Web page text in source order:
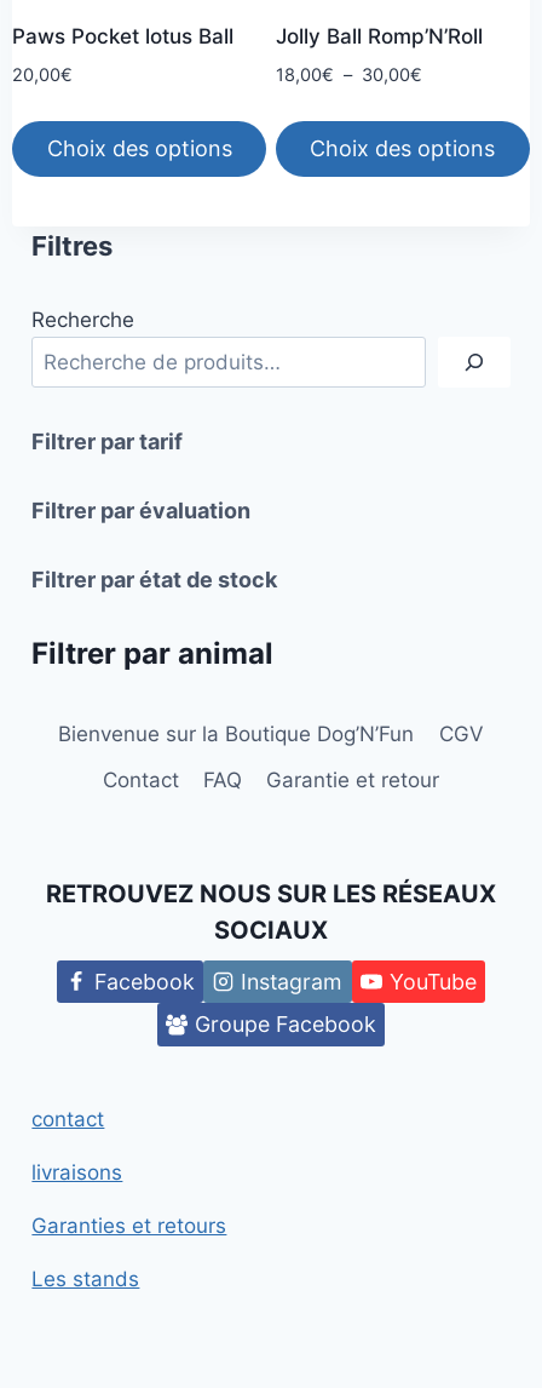
Paws Pocket lotus Ball
20,00€
Choix des options
variations.
Les
options
être
sur
page
produit
Jolly Ball Romp’N’Roll
18,00€ – 30,00€
18,00€
Choix des options
options
page
Filtres
Recherche
Filtrer par tarif
Filtrer par évaluation
Filtrer par état de stock
Filtrer par animal
Bienvenue sur la Boutique Dog’N’Fun
CGV
Contact
FAQ Garantie et retour
RETROUVEZ NOUS SUR LES RÉSEAUX
SOCIAUX
Facebook Instagram
YouTube
Groupe Facebook
contact
livraisons
Garanties et retours
Les stands